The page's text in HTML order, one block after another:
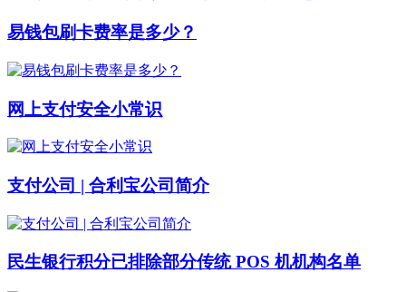
易钱包刷卡费率是多少？
网上支付安全小常识
支付公司 | 合利宝公司简介
民生银行积分已排除部分传统 POS 机机构名单